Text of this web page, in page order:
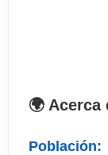
Billetes de
Seguro de
🌍 Acerca
Población: